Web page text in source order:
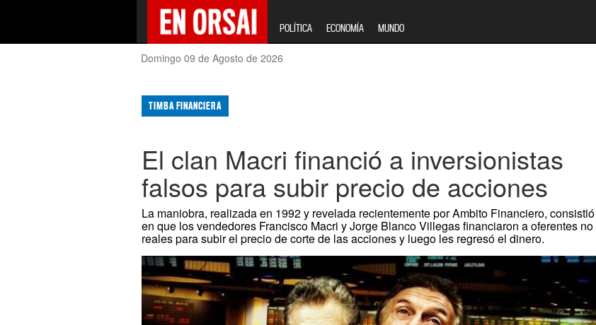
POLÍTICA ECONOMÍA MUNDO
Domingo 09 de Agosto de 2026
TIMBA FINANCIERA
El clan Macri financió a inversionistas
falsos para subir precio de acciones
La maniobra, realizada en 1992 y revelada recientemente por Ambito Financiero, consistió
en que los vendedores Francisco Macri y Jorge Blanco Villegas financiaron a oferentes no
reales para subir el precio de corte de las acciones y luego les regresó el dinero.